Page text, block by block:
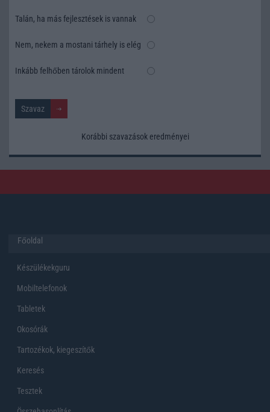
Talán, ha más fejlesztések is vannak
Nem, nekem a mostani tárhely is elég
Inkább felhőben tárolok mindent
Korábbi szavazások eredményei
Főoldal
Készülékekguru
Mobiltelefonok
Tabletek
Okosórák
Tartozékok, kiegeszítők
Keresés
Tesztek